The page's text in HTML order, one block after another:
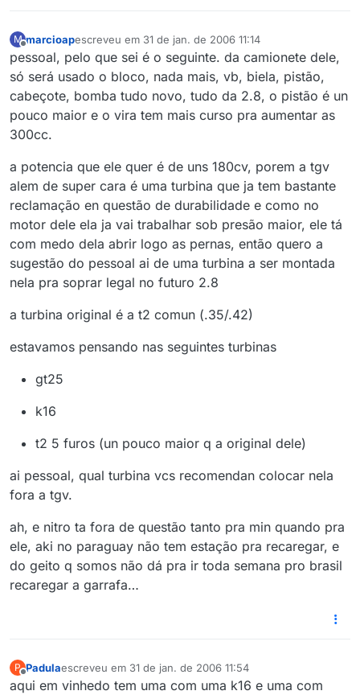
M
Offline
marcioapescreveu em 31 de jan. de 2006 11:14
última edição por
pessoal, pelo que sei é o seguinte. da camionete dele,
só será usado o bloco, nada mais, vb, biela, pistão,
cabeçote, bomba tudo novo, tudo da 2.8, o pistão é un
pouco maior e o vira tem mais curso pra aumentar as
300cc.
a potencia que ele quer é de uns 180cv, porem a tgv
alem de super cara é uma turbina que ja tem bastante
reclamação en questão de durabilidade e como no
motor dele ela ja vai trabalhar sob presão maior, ele tá
com medo dela abrir logo as pernas, então quero a
sugestão do pessoal ai de uma turbina a ser montada
nela pra soprar legal no futuro 2.8
a turbina original é a t2 comun (.35/.42)
estavamos pensando nas seguintes turbinas
gt25
k16
t2 5 furos (un pouco maior q a original dele)
ai pessoal, qual turbina vcs recomendan colocar nela
fora a tgv.
ah, e nitro ta fora de questão tanto pra min quando pra
ele, aki no paraguay não tem estação pra recaregar, e
do geito q somos não dá pra ir toda semana pro brasil
recaregar a garrafa…
P
Offline
Padulaescreveu em 31 de jan. de 2006 11:54
última edição por
aqui em vinhedo tem uma com uma k16 e uma com